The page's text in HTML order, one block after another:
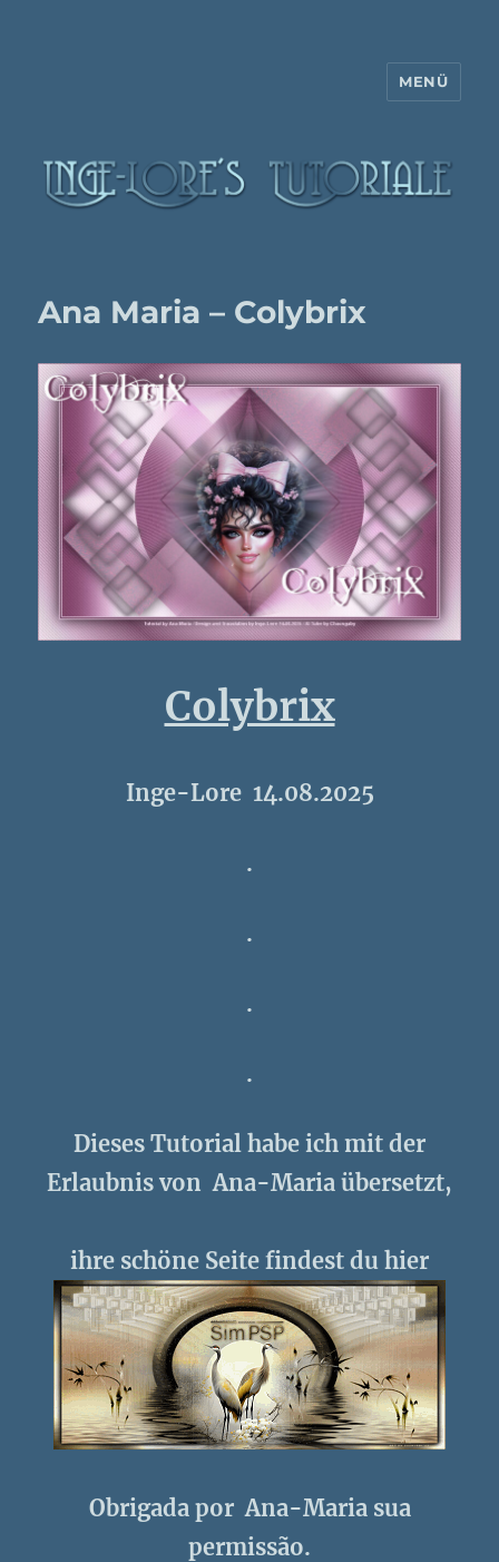
MENÜ
Ana Maria – Colybrix
Colybrix
Inge-Lore 14.08.2025
.
.
.
.
Dieses Tutorial habe ich mit der
Erlaubnis von Ana-Maria übersetzt,
ihre schöne Seite findest du hier
Obrigada por Ana-Maria sua
permissão.